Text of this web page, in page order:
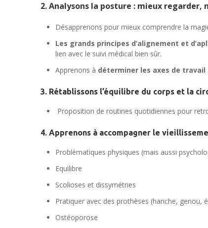
2. Analysons la posture : mieux regarder,
Désapprenons pour mieux comprendre la
Les grands principes d’alignement et
lien avec le suivi médical bien sûr.
Apprenons à déterminer les axes de travail
3. Rétablissons l’équilibre du corps et la
Proposition de routines quotidiennes pour
4. Apprenons à accompagner le
Problématiques physiques (mais aussi
Equilibre
Scolioses et dissymétries
Pratiquer avec des prothèses (hanche, genou,
Ostéoporose